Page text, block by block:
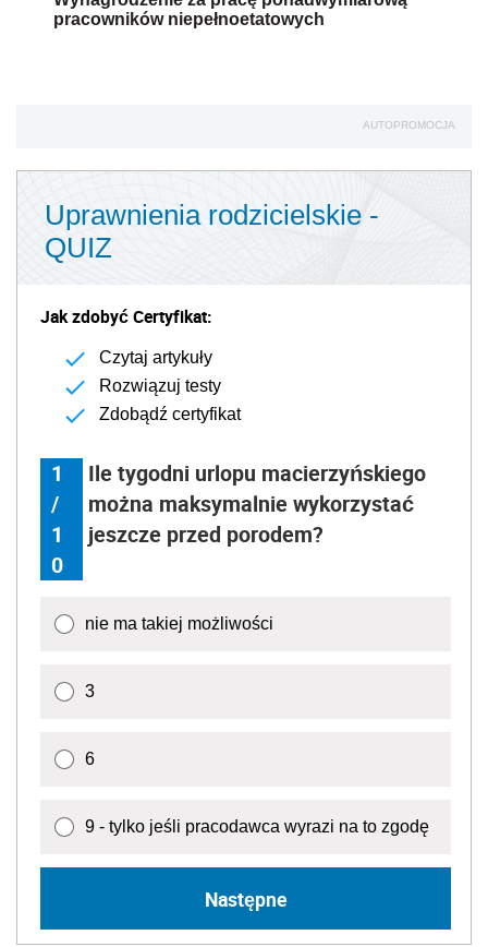
pracowników niepełnoetatowych
AUTOPROMOCJA
Uprawnienia rodzicielskie -
QUIZ
Jak zdobyć Certyfikat:
Czytaj artykuły
Rozwiązuj testy
Zdobądź certyfikat
1
/
1
0
Ile tygodni urlopu macierzyńskiego
można maksymalnie wykorzystać
jeszcze przed porodem?
nie ma takiej możliwości
3
6
9 - tylko jeśli pracodawca wyrazi na to zgodę
Następne